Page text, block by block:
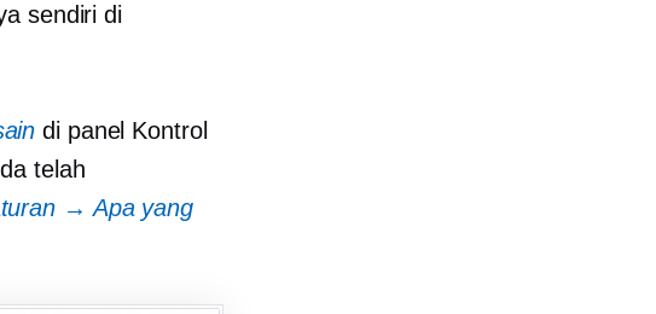
sendiri di
di panel Kontrol
telah
→ Apa yang